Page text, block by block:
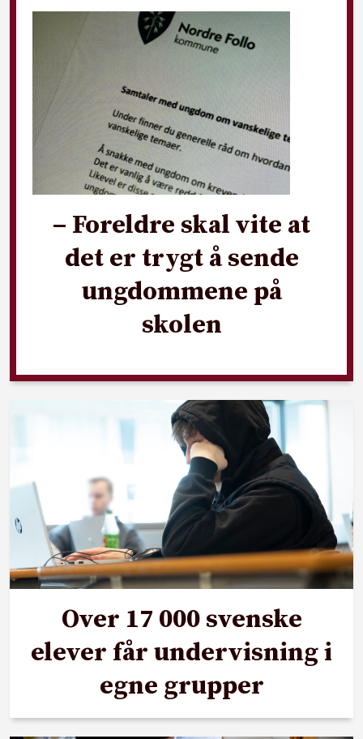
– Foreldre skal vite at
det er trygt å sende
ungdommene på
skolen
Over 17 000 svenske
elever får undervisning i
egne grupper